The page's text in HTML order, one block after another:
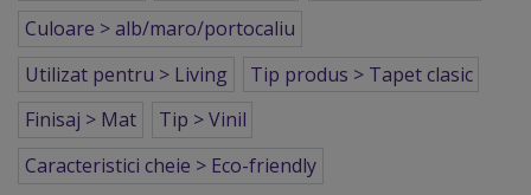
Culoare > alb/maro/portocaliu
Utilizat pentru > Living
Tip produs > Tapet clasic
Finisaj > Mat
Tip > Vinil
Caracteristici cheie > Eco-friendly